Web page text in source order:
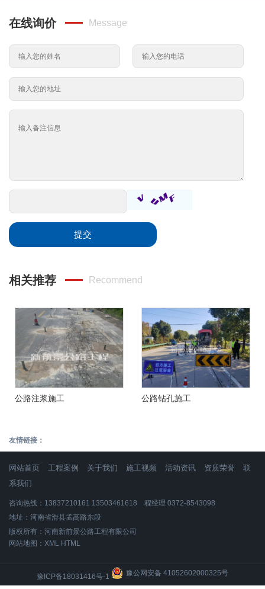
在线询价 Message
提交
相关推荐 Recommend
公路注浆施工 公路钻孔施工
友情链接：
网站首页 工程案例 关于我们 施工视频 活动资讯 资质荣誉
联
系我们
咨询热线：13837210161 13503461618 程经理 0372-8543098
地址：河南省滑县孟高路东段
版权所有：河南新前景公路工程有限公司
网站地图： XML HTML
豫ICP备18031416号-1 豫公网安备 41052602000325号